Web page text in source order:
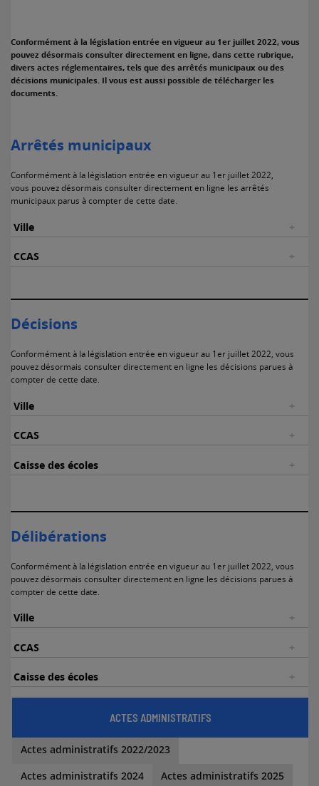
Conformément à la législation entrée en vigueur au 1er juillet 2022, vous
pouvez désormais consulter directement en ligne, dans cette rubrique,
divers actes réglementaires, tels que des arrêtés municipaux ou des
décisions municipales. Il vous est aussi possible de télécharger les
documents.
Arrêtés municipaux
Conformément à la législation entrée en vigueur au 1er juillet 2022,
vous pouvez désormais consulter directement en ligne les arrêtés
municipaux parus à compter de cette date.
Ville
CCAS
Décisions
Conformément à la législation entrée en vigueur au 1er juillet 2022, vous
pouvez désormais consulter directement en ligne les décisions parues à
compter de cette date.
Ville
CCAS
Caisse des écoles
Délibérations
Conformément à la législation entrée en vigueur au 1er juillet 2022, vous
pouvez désormais consulter directement en ligne les décisions parues à
compter de cette date.
Ville
CCAS
Caisse des écoles
ACTES ADMINISTRATIFS
Actes administratifs 2022/2023
Actes administratifs 2024 Actes administratifs 2025